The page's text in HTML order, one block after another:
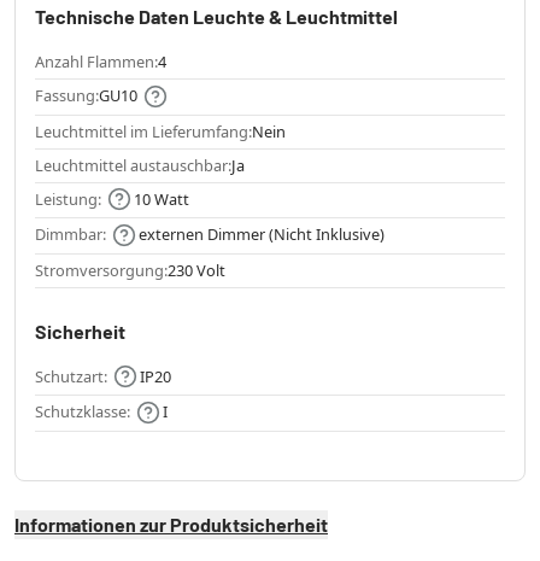
Technische Daten Leuchte & Leuchtmittel
Anzahl Flammen:4
Fassung:GU10
Leuchtmittel im Lieferumfang:Nein
Leuchtmittel austauschbar:Ja
Leistung:
10 Watt
Dimmbar:
externen Dimmer (Nicht Inklusive)
Stromversorgung:230 Volt
Sicherheit
Schutzart:
IP20
Schutzklasse:
I
Informationen zur Produktsicherheit